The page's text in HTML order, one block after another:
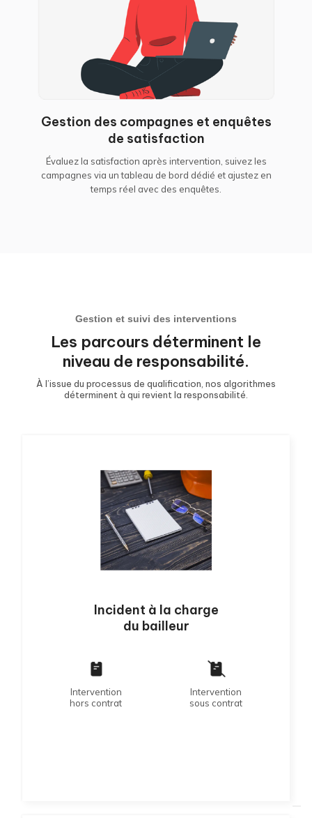
Gestion des compagnes et enquêtes
de satisfaction
Évaluez la satisfaction après intervention, suivez les
campagnes via un tableau de bord dédié et ajustez en
temps réel avec des enquêtes.
Gestion et suivi des interventions
Les parcours déterminent le
niveau de responsabilité.
À l’issue du processus de qualification, nos algorithmes
déterminent à qui revient la responsabilité.
Incident à la charge
du bailleur
Intervention
hors contrat
Intervention
sous contrat